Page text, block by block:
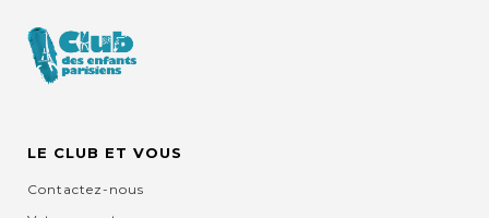
LE CLUB ET VOUS
Contactez-nous